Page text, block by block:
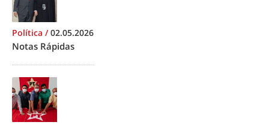
Política /02.05.2026
Notas Rápidas